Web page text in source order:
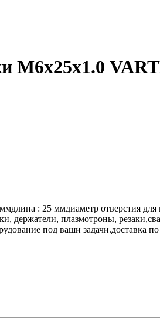
М6х25х1.0
: 25 ммдиаметр отверстия
держатели, плазмотроны,
под ваши задачи.доставка